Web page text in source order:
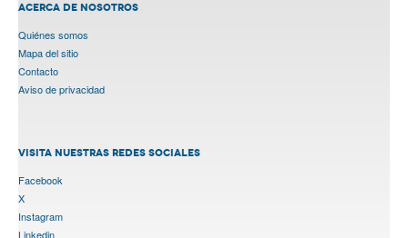
ACERCA DE NOSOTROS
Quiénes somos
Mapa del sitio
Contacto
Aviso de privacidad
VISITA NUESTRAS REDES SOCIALES
Facebook
X
Instagram
Linkedin